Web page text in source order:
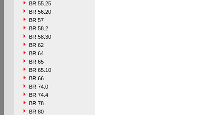
BR 55.25
BR 56.20
BR 57
BR 58.2
BR 58.30
BR 62
BR 64
BR 65
BR 65.10
BR 66
BR 74.0
BR 74.4
BR 78
BR 80